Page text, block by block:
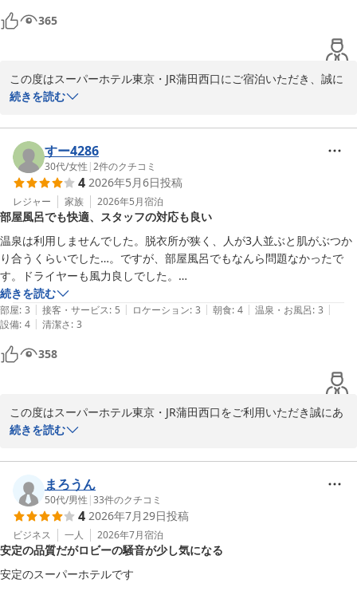
用いただけます。朝食ビュッフェや焼き立てパン、大浴場など、今
後もお客様にご満足いただけるサービスを心がけてまいります。
お忙しい中、心温まるご投稿をいただきありがとうございました。
季節の変わり目でございますので、どうぞご自愛くださいませ。次
回もお越しいただける日をスタッフ一同、心よりお待ちしておりま
スーパーホテル東京・JR蒲田西口　支配人
高濃度炭酸泉 梅屋敷の湯 スーパーホテル東京・ＪＲ蒲田西口
2026-06-02
365
この度はスーパーホテル東京・JR蒲田西口にご宿泊いただき、誠に
ありがとうございます。またご投稿にて、大満足というお言葉を頂
無料の朝食ビュッフェや焼き立てパン、高濃度人工炭酸泉「梅屋敷
の湯」、静かな客室で快適にお休みいただけたご様子が伺え、大変
嬉しく思っております。またリファのヘアドライヤーやヘアアイロ
ンなどのアメニティにもご満足いただき、お褒めのお言葉までいた
だき感激しております。当ホテルでは、心地よくお過ごしいただけ
るよう備品やサービスの充実に努めております。
全国のスーパーホテルもご利用いただいているとのこと、旅のお手
伝いができて大変光栄です。駅から徒歩3分という立地や、羽田空
港や品川方面へのアクセスの良さも当ホテルの特長でございますの
で、周辺のお出かけ時にもご不便なくご利用いただけるかと存じま
す。
貴重なお時間の中、クチコミをご投稿いただき、改めて感謝申し上
げます。これからも季節ごとの変化を感じながら、快適にお過ごし
いただけるようスタッフ一同努めてまいりますので、またのお越し
を心よりお待ちしております。
スーパーホテル東京・JR蒲田西口　支配人
高濃度炭酸泉 梅屋敷の湯 スーパーホテル東京・ＪＲ蒲田西口
2026-05-16
続きを読む
すー4286
30代/女性 |2件のクチコミ
4 2026年5月6日投稿
レジャー 家族 2026年5月宿泊
部屋風呂でも快適、スタッフの対応も良い
温泉は利用しませんでした。脱衣所が狭く、人が3人並ぶと肌がぶつか
り合うくらいでした…。ですが、部屋風呂でもなんら問題なかったで
す。ドライヤーも風力良しでした。
2段ベッドの上はシーツの設置を自分でするタイプでした。血痕の痕が
いくつかあり、それだけが不潔だな〜と思うところでした。
スタッフさんの接客はとても感じがよく、気が利く対応で満足でした。
また東京行く時は利用したいなと思います。
続きを読む
部屋: 3 | 接客・サービス: 5 | ロケーション: 3 | 朝食: 4 | 温泉・お風呂: 3 |
設備: 4 | 清潔さ: 3
358
この度はスーパーホテル東京・JR蒲田西口をご利用いただき誠にあ
りがとうございます。数あるホテルの中から当館をお選びいただい
快な思いをお掛けしてしまい、大変申し訳ございませんでした。心
地よくお休みいただくためのご準備が行き届かず、ホテルとして深
く反省しております。今後はベッドやリネン類の清掃・確認体制を
より一層強化し、再発防止に努めてまいります。
また、大浴場の脱衣所が狭くご不便をお感じになられた点について
も、期待にお応えできず心苦しい限りでございます。限られたスペ
続きを読む
まろうん
50代/男性 |33件のクチコミ
4 2026年7月29日投稿
ビジネス 一人 2026年7月宿泊
安定の品質だがロビーの騒音が少し気になる
安定のスーパーホテルです